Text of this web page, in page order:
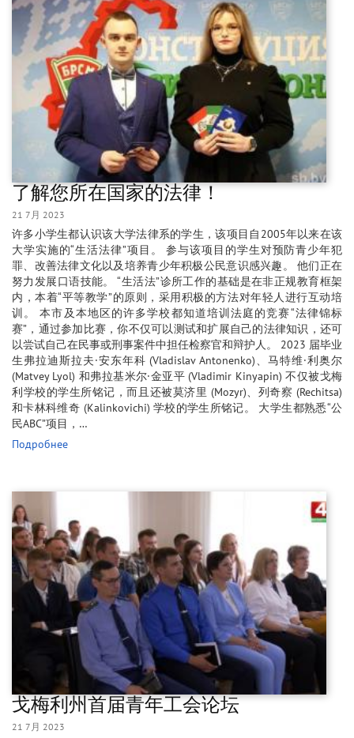
了解您所在国家的法律！
21 7月 2023
许多小学生都认识该大学法律系的学生，该项目自2005年以来在该
大学实施的“生活法律”项目。 参与该项目的学生对预防青少年犯
罪、改善法律文化以及培养青少年积极公民意识感兴趣。 他们正在
努力发展口语技能。 “生活法”诊所工作的基础是在非正规教育框架
内，本着“平等教学”的原则，采用积极的方法对年轻人进行互动培
训。 本市及本地区的许多学校都知道培训法庭的竞赛“法律锦标
赛”，通过参加比赛，你不仅可以测试和扩展自己的法律知识，还可
以尝试自己在民事或刑事案件中担任检察官和辩护人。 2023 届毕业
生弗拉迪斯拉夫·安东年科 (Vladislav Antonenko)、马特维·利奥尔
(Matvey Lyol) 和弗拉基米尔·金亚平 (Vladimir Kinyapin) 不仅被戈梅
利学校的学生所铭记，而且还被莫济里 (Mozyr)、列奇察 (Rechitsa)
和卡林科维奇 (Kalinkovichi) 学校的学生所铭记。 大学生都熟悉“公
民ABC”项目，…
Подробнее
戈梅利州首届青年工会论坛
21 7月 2023